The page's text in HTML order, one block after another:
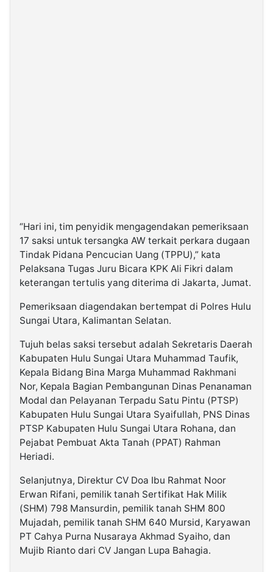
“Hari ini, tim penyidik mengagendakan pemeriksaan
17 saksi untuk tersangka AW terkait perkara dugaan
Tindak Pidana Pencucian Uang (TPPU),” kata
Pelaksana Tugas Juru Bicara KPK Ali Fikri dalam
keterangan tertulis yang diterima di Jakarta, Jumat.
Pemeriksaan diagendakan bertempat di Polres Hulu
Sungai Utara, Kalimantan Selatan.
Tujuh belas saksi tersebut adalah Sekretaris Daerah
Kabupaten Hulu Sungai Utara Muhammad Taufik,
Kepala Bidang Bina Marga Muhammad Rakhmani
Nor, Kepala Bagian Pembangunan Dinas Penanaman
Modal dan Pelayanan Terpadu Satu Pintu (PTSP)
Kabupaten Hulu Sungai Utara Syaifullah, PNS Dinas
PTSP Kabupaten Hulu Sungai Utara Rohana, dan
Pejabat Pembuat Akta Tanah (PPAT) Rahman
Heriadi.
Selanjutnya, Direktur CV Doa Ibu Rahmat Noor
Erwan Rifani, pemilik tanah Sertifikat Hak Milik
(SHM) 798 Mansurdin, pemilik tanah SHM 800
Mujadah, pemilik tanah SHM 640 Mursid, Karyawan
PT Cahya Purna Nusaraya Akhmad Syaiho, dan
Mujib Rianto dari CV Jangan Lupa Bahagia.